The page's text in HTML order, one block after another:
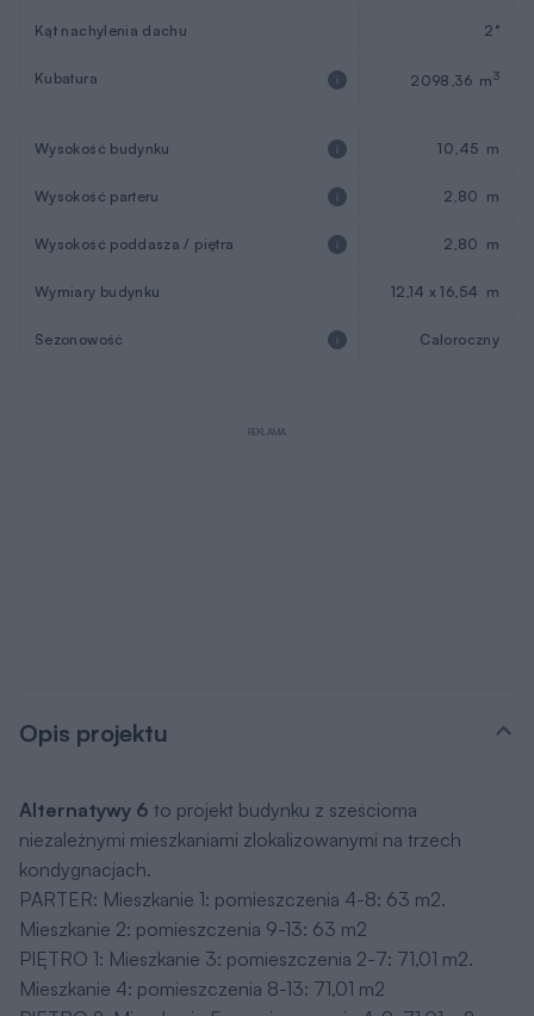
Kąt nachylenia dachu 2°
Kubatura 2098,36 m3
Wysokość budynku 10,45 m
Wysokość parteru 2,80 m
Wysokość poddasza / piętra 2,80 m
Wymiary budynku 12,14 x 16,54 m
Sezonowość Całoroczny
REKLAMA
Opis projektu
Alternatywy 6 to projekt budynku z sześcioma
niezależnymi mieszkaniami zlokalizowanymi na trzech
kondygnacjach.
PARTER: Mieszkanie 1: pomieszczenia 4-8: 63 m2.
Mieszkanie 2: pomieszczenia 9-13: 63 m2
PIĘTRO 1: Mieszkanie 3: pomieszczenia 2-7: 71,01 m2.
Mieszkanie 4: pomieszczenia 8-13: 71,01 m2